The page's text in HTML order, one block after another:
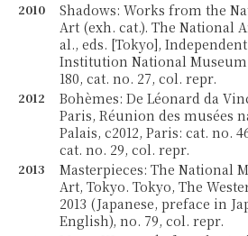
2010
Shadows: Works from the
Art (exh. cat.). The National
al., eds. [Tokyo],
Institution National Museum
180, cat. no. 27, col. repr.
2012
Bohèmes: De Léonard da
Paris, Réunion des musées
Palais, c2012, Paris: cat. no.
cat. no. 29, col. repr.
2013
Masterpieces: The National
Art, Tokyo. Tokyo, The
2013 (Japanese, preface in
English), no. 79, col. repr.